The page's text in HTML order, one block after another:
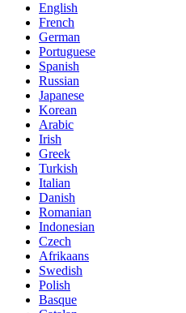
English
French
German
Portuguese
Spanish
Russian
Japanese
Korean
Arabic
Irish
Greek
Turkish
Italian
Danish
Romanian
Indonesian
Czech
Afrikaans
Swedish
Polish
Basque